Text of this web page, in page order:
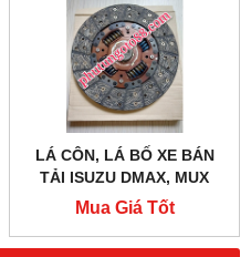
LÁ CÔN, LÁ BỐ XE BÁN
TẢI ISUZU DMAX, MUX
4JJ1, 4JK1
Mua Giá Tốt